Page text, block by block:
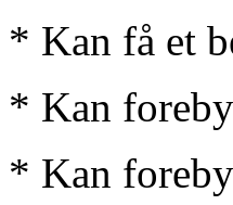
* Kan få et
* Kan
* Kan